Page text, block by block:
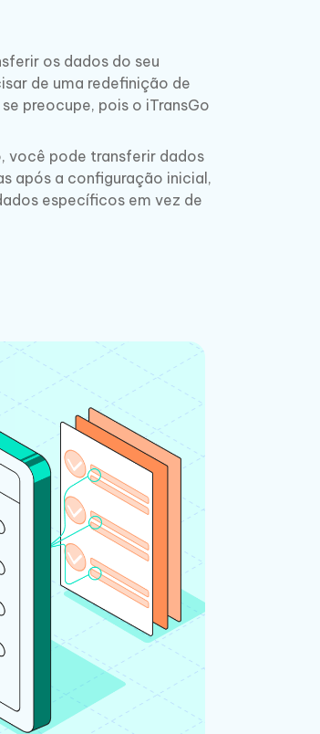
os dados do seu
de uma redefinição de
preocupe, pois o iTransGo
você pode transferir dados
após a configuração inicial,
específicos em vez de